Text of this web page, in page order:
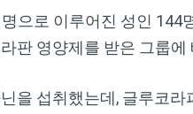
으로 이루어진 성인 144
판 영양제를 받은 그룹에
을 섭취했는데, 글루코라
수 있습니다. Dr. Mercola와 함
현의 자유를 지켜보세요.